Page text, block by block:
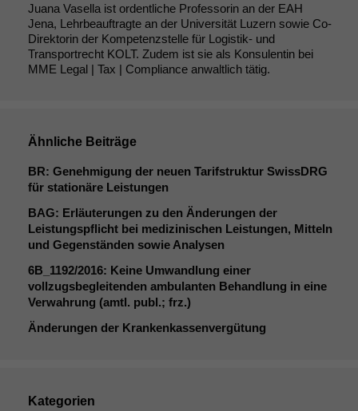
Juana Vasella ist ordentliche Professorin an der EAH
Jena, Lehrbeauftragte an der Universität Luzern sowie Co-
Direktorin der Kompetenzstelle für Logistik- und
Transportrecht KOLT. Zudem ist sie als Konsulentin bei
MME Legal | Tax | Compliance anwaltlich tätig.
Ähnliche Beiträge
BR: Genehmigung der neuen Tarifstruktur SwissDRG
für stationäre Leistungen
BAG: Erläuterungen zu den Änderungen der
Leistungspflicht bei medizinischen Leistungen, Mitteln
und Gegenständen sowie Analysen
6B_1192/2016: Keine Umwandlung einer
vollzugsbegleitenden ambulanten Behandlung in eine
Verwahrung (amtl. publ.; frz.)
Änderungen der Krankenkassenvergütung
Kategorien